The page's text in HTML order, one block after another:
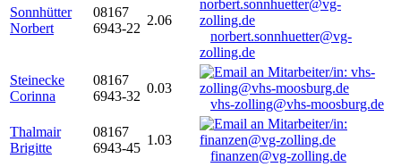
Sonnhütter
Norbert
08167
6943-22
2.06
norbert.sonnhuetter@vg-
zolling.de
Steinecke
Corinna
08167
6943-32
0.03
vhs-zolling@vhs-moosburg.de
Thalmair
Brigitte
08167
6943-45
1.03
finanzen@vg-zolling.de